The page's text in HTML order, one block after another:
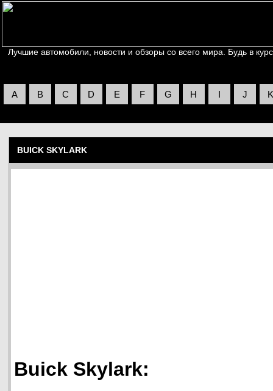
Лучшие автомобили, новости и обзоры со всего мира. Будь в
A B C D E F G H I J K
BUICK SKYLARK
Buick Skylark: